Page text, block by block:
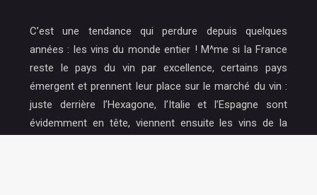
C’est une tendance qui perdure depuis quelques
années : les vins du monde entier ! M^me si la France
reste le pays du vin par excellence, certains pays
émergent et prennent leur place sur le marché du vin :
juste derrière l’Hexagone, l’Italie et l’Espagne sont
évidemment en tête, viennent ensuite les vins de la